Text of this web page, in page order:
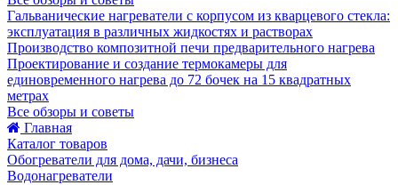
Гальванические нагреватели с корпусом из кварцевого стекла:
эксплуатация в различных жидкостях и растворах
Производство композитной печи предварительного нагрева
Проектирование и создание термокамеры для
единовременного нагрева до 72 бочек на 15 квадратных
метрах
Все обзоры и советы
Главная
Каталог товаров
Обогреватели для дома, дачи, бизнеса
Водонагреватели